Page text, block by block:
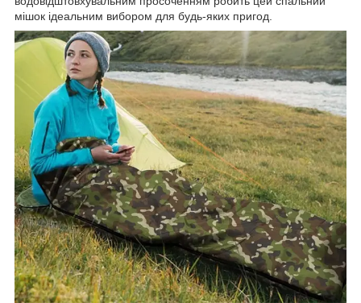
мішок ідеальним вибором для будь-яких пригод.